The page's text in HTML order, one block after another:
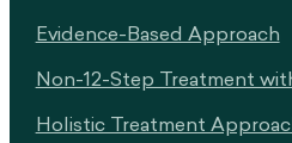
Evidence-Based Approach
Non-12-Step Treatment
Holistic Treatment